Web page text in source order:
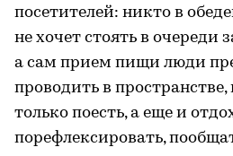
посетителей: никто в
не хочет стоять в очереди
а сам прием пищи люди
проводить в
только поесть, а еще и
порефлексировать,